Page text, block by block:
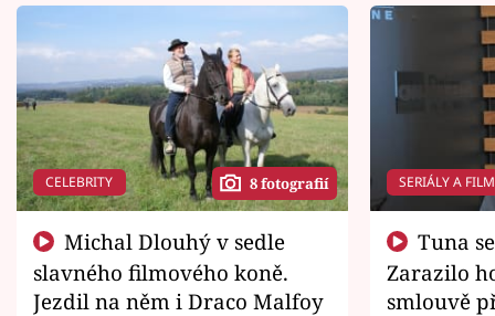
CELEBRITY 8 fotografií
slavného filmového koně.
Jezdil na něm i Draco Malfoy
SERIÁLY A
Zarazilo
smlouvě